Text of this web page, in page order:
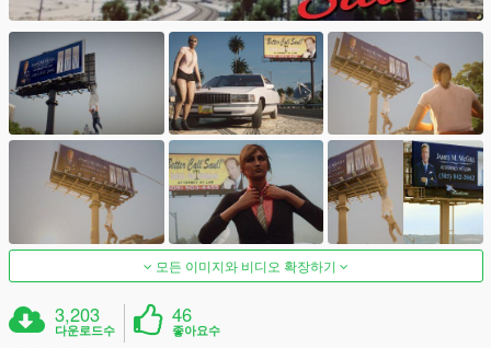
모든 이미지와 비디오 확장하기
3,203
다운로드수
46
좋아요수